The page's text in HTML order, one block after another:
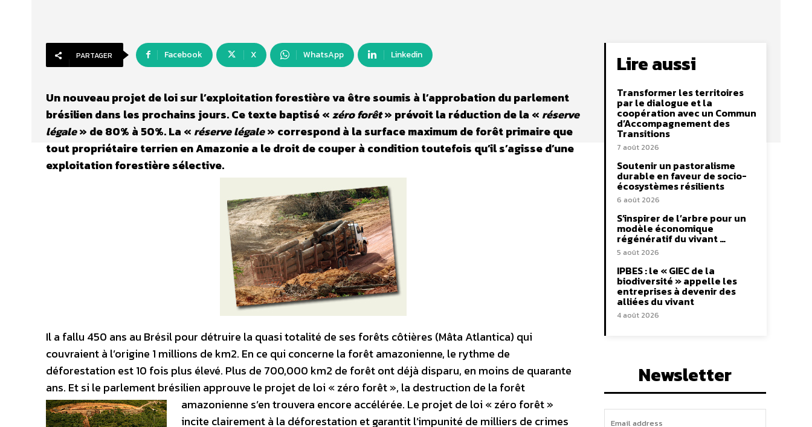
PARTAGER Facebook X WhatsApp Linkedin
Un nouveau projet de loi sur l’exploitation forestière va être soumis à l’approbation du parlement
brésilien dans les prochains jours. Ce texte baptisé «zéro forêt» prévoit la réduction de la « réserve
légale» de 80% à 50%. La « réserve légale» correspond à la surface maximum de forêt primaire que
tout propriétaire terrien en Amazonie a le droit de couper à condition toutefois qu’il s’agisse d’une
exploitation forestière sélective.
Il a fallu 450 ans au Brésil pour détruire la quasi totalité de ses forêts côtières (Mâta Atlantica) qui
couvraient à l’origine 1 millions de km2. En ce qui concerne la forêt amazonienne, le rythme de
déforestation est 10 fois plus élevé. Plus de 700,000 km2 de forêt ont déjà disparu, en moins de quarante
ans. Et si le parlement brésilien approuve le projet de loi « zéro forêt », la destruction de la forêt
amazonienne s’en trouvera encore accélérée. Le projet de loi « zéro forêt »
incite clairement à la déforestation et garantit l’impunité de milliers de crimes
Lire aussi
Transformer les territoires
par le dialogue et la
coopération avec un Commun
d’Accompagnement des
Transitions
7 août 2026
Soutenir un pastoralisme
durable en faveur de socio-
écosystèmes résilients
6 août 2026
S’inspirer de l’arbre pour un
modèle économique
régénératif du vivant …
5 août 2026
IPBES : le « GIEC de la
biodiversité » appelle les
entreprises à devenir des
alliées du vivant
4 août 2026
Newsletter